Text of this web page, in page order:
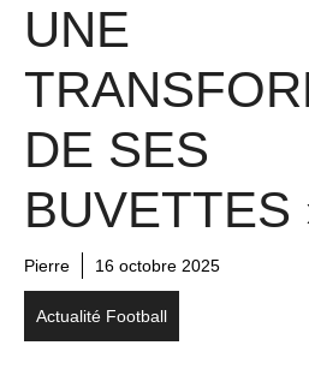
UNE
DE SES
BUVETTES
Pierre 16 octobre 2025
Actualité Football